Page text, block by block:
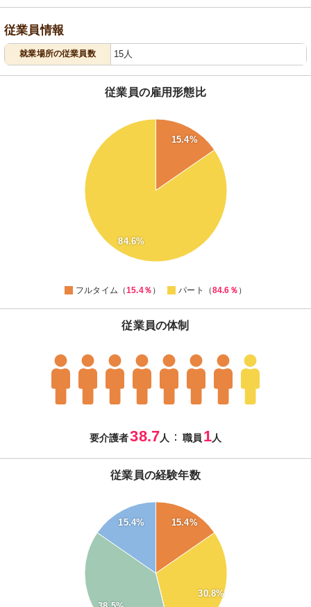
従業員情報
就業場所の従業員数 15人
従業員の雇用形態比
15.4%
84.6%
フルタイム（15.4％ ） パート（84.6％ ）
従業員の体制
要介護者38.7人 ： 職員 1人
従業員の経験年数
15.4%
30.8%
15.4%